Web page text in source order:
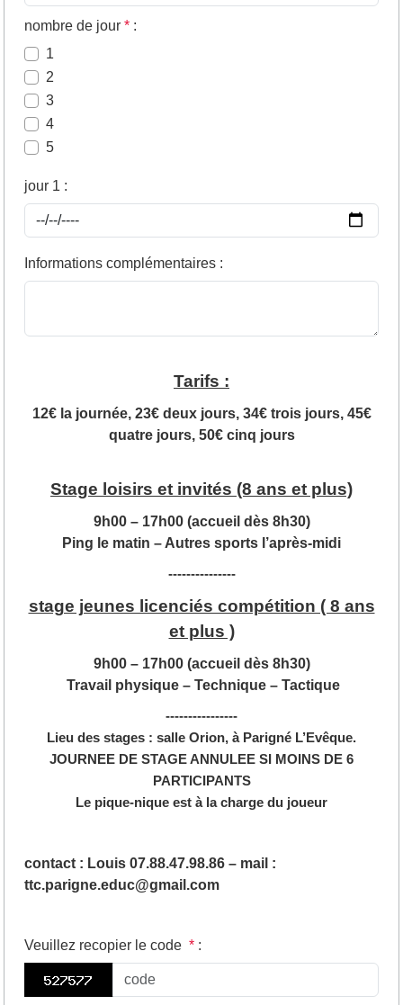
nombre de jour * :
1
2
3
4
5
jour 1 :
Informations complémentaires :
Tarifs :
12€ la journée, 23€ deux jours, 34€ trois jours, 45€
quatre jours, 50€ cinq jours
Stage loisirs et invités (8 ans et plus)
9h00 – 17h00 (accueil dès 8h30)
Ping le matin – Autres sports l’après-midi
---------------
stage jeunes licenciés compétition ( 8 ans
et plus )
9h00 – 17h00 (accueil dès 8h30)
Travail physique – Technique – Tactique
----------------
Lieu des stages : salle Orion, à Parigné L’Evêque.
JOURNEE DE STAGE ANNULEE SI MOINS DE 6
PARTICIPANTS
Le pique-nique est à la charge du joueur
contact : Louis 07.88.47.98.86 – mail :
ttc.parigne.educ@gmail.com
Veuillez recopier le code * :